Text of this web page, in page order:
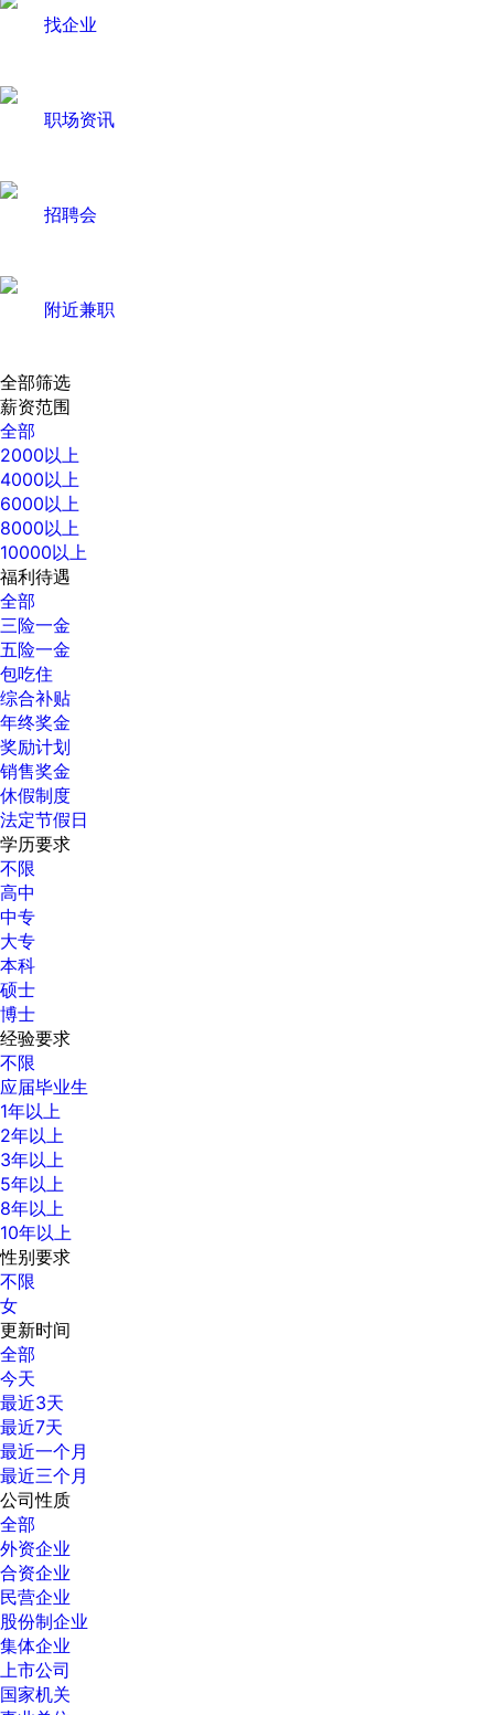
找企业
职场资讯
招聘会
附近兼职
全部筛选
薪资范围
全部
2000以上
4000以上
6000以上
8000以上
10000以上
福利待遇
全部
三险一金
五险一金
包吃住
综合补贴
年终奖金
奖励计划
销售奖金
休假制度
法定节假日
学历要求
不限
高中
中专
大专
本科
硕士
博士
经验要求
不限
应届毕业生
1年以上
2年以上
3年以上
5年以上
8年以上
10年以上
性别要求
不限
女
更新时间
全部
今天
最近3天
最近7天
最近一个月
最近三个月
公司性质
全部
外资企业
合资企业
民营企业
股份制企业
集体企业
上市公司
国家机关